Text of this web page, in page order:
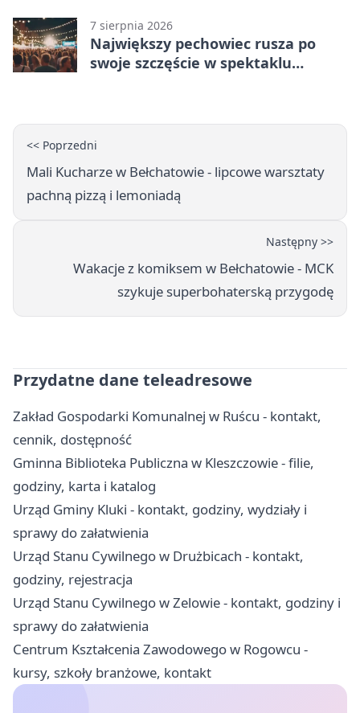
7 sierpnia 2026
Największy pechowiec rusza po
swoje szczęście w spektaklu
<< Poprzedni
Mali Kucharze w Bełchatowie - lipcowe warsztaty
pachną pizzą i lemoniadą
Następny >>
Wakacje z komiksem w Bełchatowie - MCK
szykuje superbohaterską przygodę
Przydatne dane teleadresowe
Zakład Gospodarki Komunalnej w Ruścu - kontakt,
cennik, dostępność
Gminna Biblioteka Publiczna w Kleszczowie - filie,
godziny, karta i katalog
Urząd Gminy Kluki - kontakt, godziny, wydziały i
sprawy do załatwienia
Urząd Stanu Cywilnego w Drużbicach - kontakt,
godziny, rejestracja
Urząd Stanu Cywilnego w Zelowie - kontakt, godziny i
sprawy do załatwienia
Centrum Kształcenia Zawodowego w Rogowcu -
kursy, szkoły branżowe, kontakt